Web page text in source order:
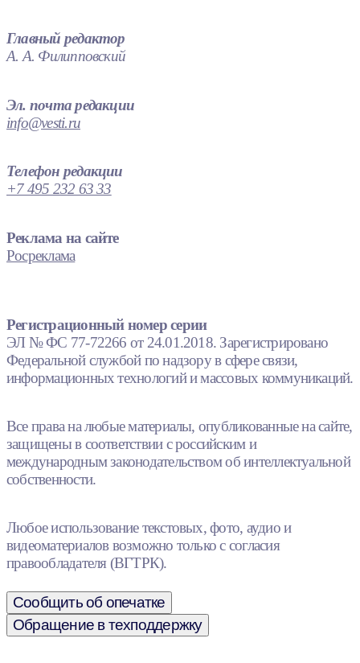
Главный редактор
А. А. Филипповский
Эл. почта редакции
info@vesti.ru
Телефон редакции
+7 495 232 63 33
Реклама на сайте
Росреклама
Регистрационный номер серии
ЭЛ № ФС 77-72266 от 24.01.2018. Зарегистрировано
Федеральной службой по надзору в сфере связи,
информационных технологий и массовых коммуникаций.
Все права на любые материалы, опубликованные на сайте,
защищены в соответствии с российским и
международным законодательством об интеллектуальной
собственности.
Любое использование текстовых, фото, аудио и
видеоматериалов возможно только с согласия
правообладателя (ВГТРК).
Сообщить об опечатке
Обращение в техподдержку